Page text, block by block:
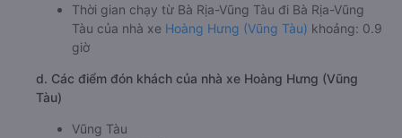
Thời gian chạy từ Bà Rịa-Vũng Tàu đi Bà Rịa-Vũng
Tàu của nhà xe Hoàng Hưng (Vũng Tàu) khoảng: 0.9
giờ
d. Các điểm đón khách của nhà xe Hoàng Hưng (Vũng
Tàu)
Vũng Tàu